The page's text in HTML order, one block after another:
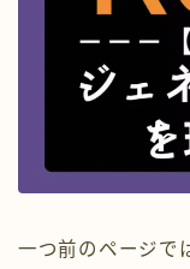
レッスン２：制御構
レッスン３：関数編
レッスン４：コレ
一つ前のページで